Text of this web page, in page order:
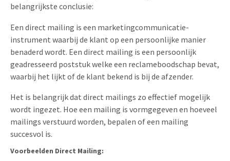
belangrijkste conclusie:
Een direct mailing is een marketingcommunicatie-
instrument waarbij de klant op een persoonlijke manier
benaderd wordt. Een direct mailing is een persoonlijk
geadresseerd poststuk welke een reclameboodschap bevat,
waarbij het lijkt of de klant bekend is bij de afzender.
Het is belangrijk dat direct mailings zo effectief mogelijk
wordt ingezet. Hoe een mailing is vormgegeven en hoeveel
mailings verstuurd worden, bepalen of een mailing
succesvol is.
Voorbeelden Direct Mailing: